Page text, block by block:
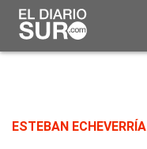
ESTEBAN ECHEVERRÍA